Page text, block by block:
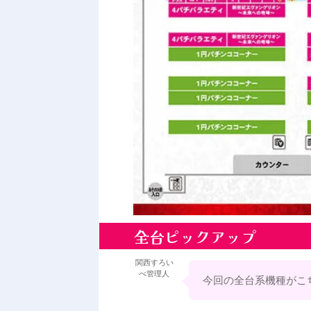
全台ピックアップ
関西すろい
べ管理人
今回の全台系機種がこ